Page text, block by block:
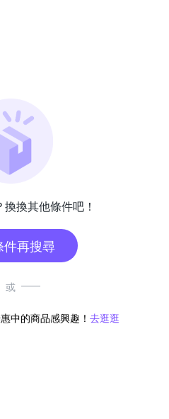
換其他條件吧！
件再搜尋
或
中的商品感興趣！ 去逛逛